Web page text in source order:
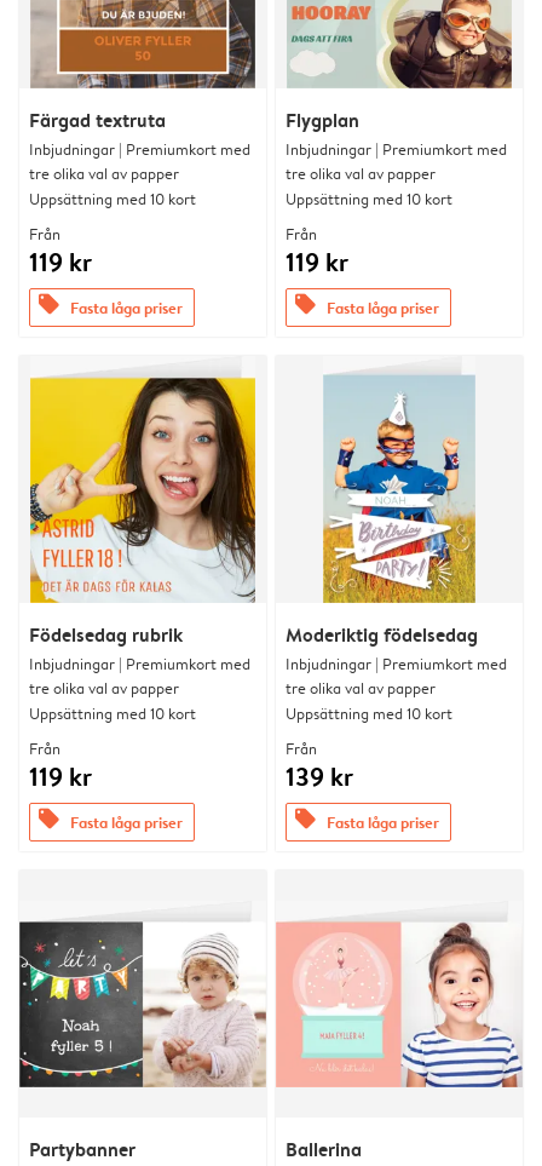
Färgad textruta
Inbjudningar | Premiumkort med
tre olika val av papper
Uppsättning med 10 kort
Från
119 kr
offers Fasta låga priser
Flygplan
Inbjudningar | Premiumkort med
tre olika val av papper
Uppsättning med 10 kort
Från
119 kr
offers Fasta låga priser
Födelsedag rubrik
Inbjudningar | Premiumkort med
tre olika val av papper
Uppsättning med 10 kort
Från
119 kr
offers Fasta låga priser
Moderiktig födelsedag
Inbjudningar | Premiumkort med
tre olika val av papper
Uppsättning med 10 kort
Från
139 kr
offers Fasta låga priser
Partybanner Ballerina